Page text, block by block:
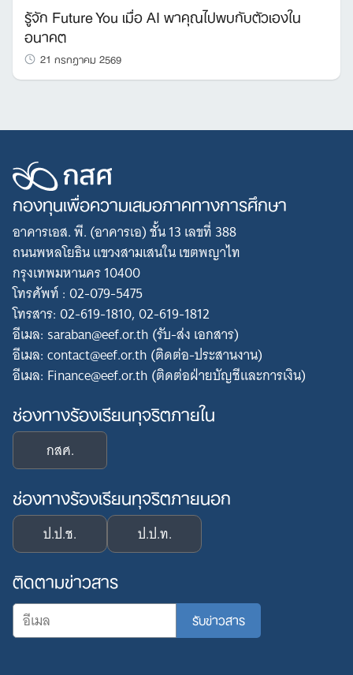
รู้จัก Future You เมื่อ AI พาคุณไปพบกับตัวเองใน
อนาคต
21 กรกฎาคม 2569
กองทุนเพื่อความเสมอภาคทางการศึกษา
อาคารเอส. พี. (อาคารเอ) ชั้น 13 เลขที่ 388
ถนนพหลโยธิน แขวงสามเสนใน เขตพญาไท
กรุงเทพมหานคร 10400
โทรศัพท์ : 02-079-5475
โทรสาร: 02-619-1810, 02-619-1812
อีเมล: saraban@eef.or.th (รับ-ส่ง เอกสาร)
อีเมล: contact@eef.or.th (ติดต่อ-ประสานงาน)
อีเมล: Finance@eef.or.th (ติดต่อฝ่ายบัญชีและการเงิน)
ช่องทางร้องเรียนทุจริตภายใน
กสศ.
ช่องทางร้องเรียนทุจริตภายนอก
ป.ป.ช. ป.ป.ท.
ติดตามข่าวสาร